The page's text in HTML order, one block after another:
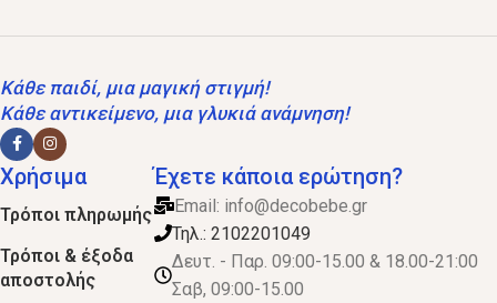
Κάθε παιδί, μια μαγική στιγμή!
Κάθε αντικείμενο, μια γλυκιά ανάμνηση!
Χρήσιμα
Τρόποι πληρωμής
Τρόποι & έξοδα
αποστολής
Έχετε κάποια ερώτηση?
Email: info@decobebe.gr
Τηλ.: 2102201049
Δευτ. - Παρ. 09:00-15.00 & 18.00-21:00
Σαβ, 09:00-15.00